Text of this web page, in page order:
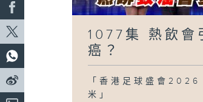
1077集 熱飲會
癌？
「香港足球盛會2026
米」